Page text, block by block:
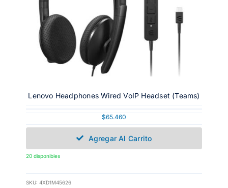
Lenovo Headphones Wired VoIP Headset (Teams)
$65.460
Agregar Al Carrito
20 disponibles
SKU: 4XD1M45626